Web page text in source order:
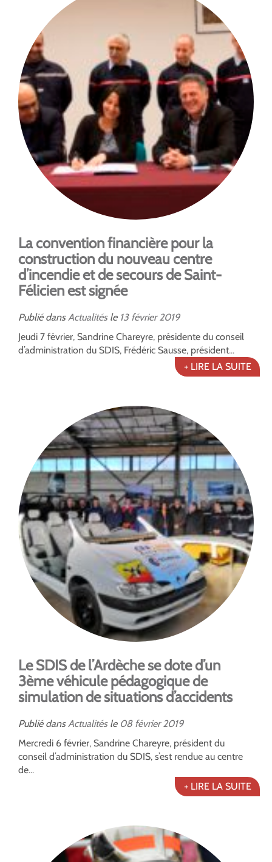
La convention financière pour la
construction du nouveau centre
d’incendie et de secours de Saint-
Félicien est signée
Publié dans Actualitésle 13 février 2019
Jeudi 7 février, Sandrine Chareyre, présidente du conseil
d’administration du SDIS, Frédéric Sausse, président...
+ LIRE LA SUITE
Le SDIS de l’Ardèche se dote d’un
3ème véhicule pédagogique de
simulation de situations d’accidents
Publié dans Actualitésle 08 février 2019
Mercredi 6 février, Sandrine Chareyre, président du
conseil d’administration du SDIS, s’est rendue au centre
de...
+ LIRE LA SUITE